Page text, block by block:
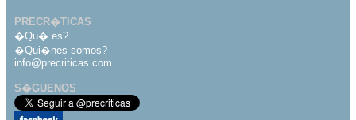
PRECR�TICAS
�Qu� es?
�Qui�nes somos?
info@precriticas.com
S�GUENOS